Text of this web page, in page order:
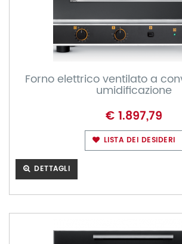
Forno elettrico ventilato a
umidificazione
€ 1.897,79
LISTA DEI DESIDERI
DETTAGLI